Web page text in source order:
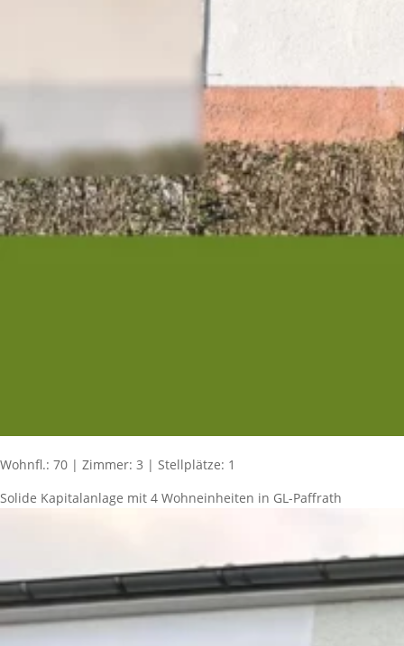
Wohnfl.: 70 | Zimmer: 3 | Stellplätze: 1
Solide Kapitalanlage mit 4 Wohneinheiten in GL-Paffrath